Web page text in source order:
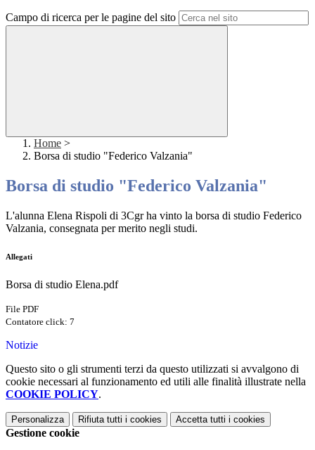
Campo di ricerca per le pagine del sito
Home >
Borsa di studio "Federico Valzania"
Borsa di studio "Federico Valzania"
L'alunna Elena Rispoli di 3Cgr ha vinto la borsa di studio Federico
Valzania, consegnata per merito negli studi.
Allegati
Borsa di studio Elena.pdf
File PDF
Contatore click: 7
Notizie
Questo sito o gli strumenti terzi da questo utilizzati si avvalgono di
cookie necessari al funzionamento ed utili alle finalità illustrate nella
COOKIE POLICY.
Personalizza Rifiuta tutti i cookies Accetta tutti i cookies
Gestione cookie